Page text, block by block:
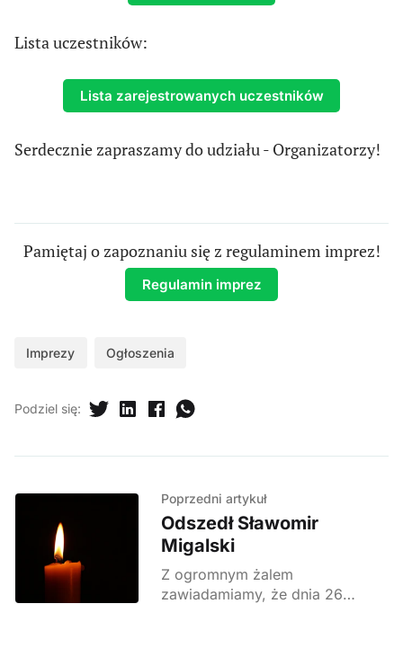
Lista uczestników:
Lista zarejestrowanych uczestników
Serdecznie zapraszamy do udziału - Organizatorzy!
Pamiętaj o zapoznaniu się z regulaminem imprez!
Regulamin imprez
Imprezy Ogłoszenia
Podziel się:
Poprzedni artykuł
Odszedł Sławomir
Migalski
Z ogromnym żalem
zawiadamiamy, że dnia 26